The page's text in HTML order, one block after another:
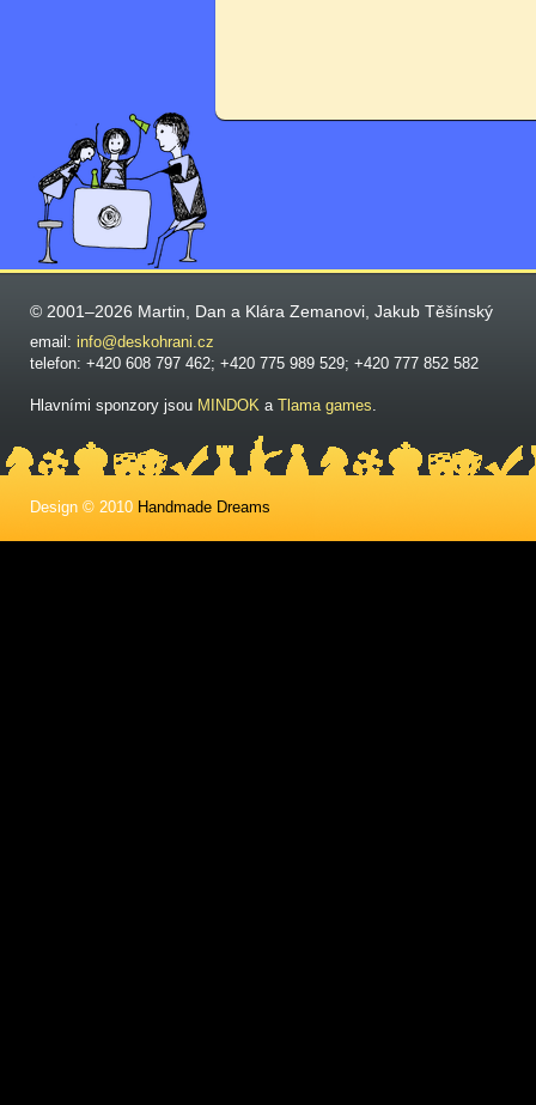
© 2001–2026 Martin, Dan a Klára Zemanovi, Jakub Těšínský
email: info@deskohrani.cz
telefon: +420 608 797 462; +420 775 989 529; +420 777 852 582
Hlavními sponzory jsou MINDOK a Tlama games.
Design © 2010 Handmade Dreams